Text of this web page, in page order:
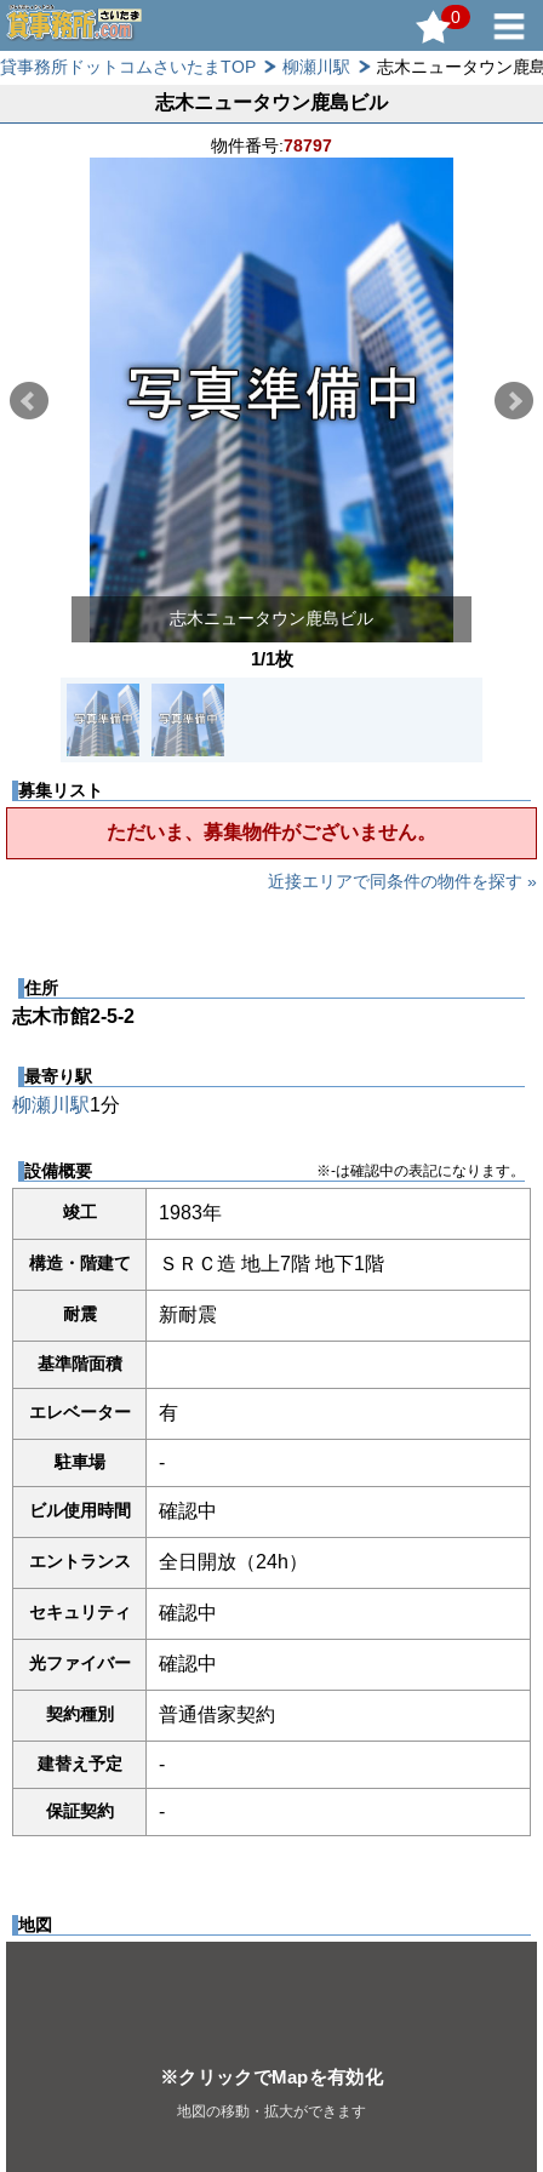
0
貸事務所ドットコムさいたまTOP 柳瀬川駅 志木ニュータウン鹿
志木ニュータウン鹿島ビル
物件番号:78797
志木ニュータウン鹿島ビル
1/1枚
募集リスト
ただいま、募集物件がございません。
近接エリアで同条件の物件を探す »
住所
志木市館2-5-2
最寄り駅
柳瀬川駅1分
設備概要 ※-は確認中の表記になります。
竣工 1983年
構造・階建て ＳＲＣ造 地上7階 地下1階
耐震 新耐震
基準階面積
エレベーター 有
駐車場 -
ビル使用時間 確認中
エントランス 全日開放（24h）
セキュリティ 確認中
光ファイバー 確認中
契約種別 普通借家契約
建替え予定 -
保証契約 -
地図
※クリックでMapを有効化
地図の移動・拡大ができます